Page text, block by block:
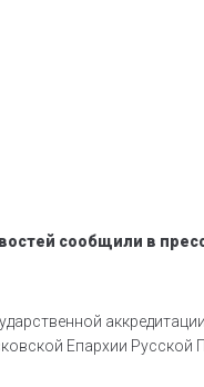
сообщили в
Епархии